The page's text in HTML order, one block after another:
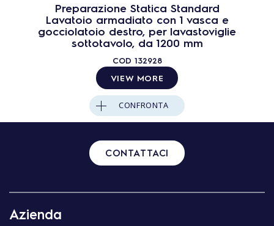
Preparazione Statica Standard
Lavatoio armadiato con 1 vasca e
gocciolatoio destro, per lavastoviglie
sottotavolo, da 1200 mm
COD 132928
VIEW MORE
CONFRONTA
CONTATTACI
Azienda